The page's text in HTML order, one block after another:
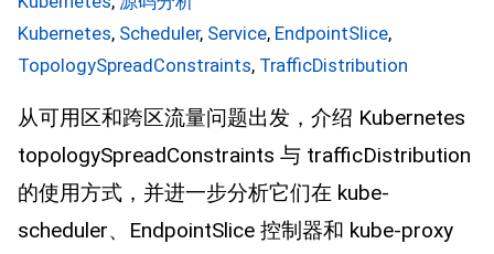
Kubernetes, Scheduler, Service, EndpointSlice,
TopologySpreadConstraints, TrafficDistribution
从可用区和跨区流量问题出发，介绍 Kubernetes
topologySpreadConstraints 与 trafficDistribution
的使用方式，并进一步分析它们在 kube-
scheduler、EndpointSlice 控制器和 kube-proxy